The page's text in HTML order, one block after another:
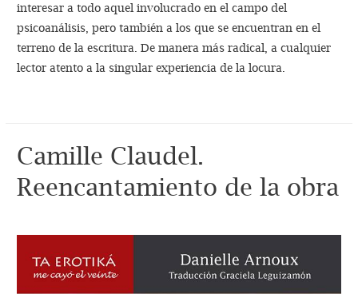
interesar a todo aquel involucrado en el campo del
psicoanálisis, pero también a los que se encuentran en el
terreno de la escritura. De manera más radical, a cualquier
lector atento a la singular experiencia de la locura.
Camille Claudel.
Reencantamiento de la obra